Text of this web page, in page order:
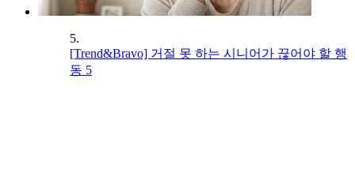
5.
[Trend&Bravo] 거절 못 하는 시니어가 끊어야 할 행
동 5